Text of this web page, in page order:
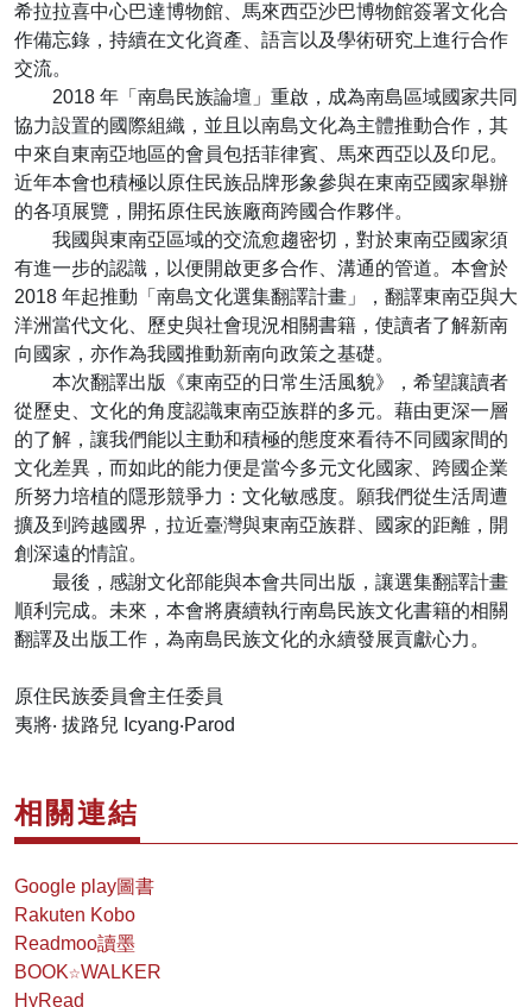
希拉拉喜中心巴達博物館、馬來西亞沙巴博物館簽署文化合
作備忘錄，持續在文化資產、語言以及學術研究上進行合作
交流。
2018 年「南島民族論壇」重啟，成為南島區域國家共同
協力設置的國際組織，並且以南島文化為主體推動合作，其
中來自東南亞地區的會員包括菲律賓、馬來西亞以及印尼。
近年本會也積極以原住民族品牌形象參與在東南亞國家舉辦
的各項展覽，開拓原住民族廠商跨國合作夥伴。
我國與東南亞區域的交流愈趨密切，對於東南亞國家須
有進一步的認識，以便開啟更多合作、溝通的管道。本會於
2018 年起推動「南島文化選集翻譯計畫」，翻譯東南亞與大
洋洲當代文化、歷史與社會現況相關書籍，使讀者了解新南
向國家，亦作為我國推動新南向政策之基礎。
本次翻譯出版《東南亞的日常生活風貌》，希望讓讀者
從歷史、文化的角度認識東南亞族群的多元。藉由更深一層
的了解，讓我們能以主動和積極的態度來看待不同國家間的
文化差異，而如此的能力便是當今多元文化國家、跨國企業
所努力培植的隱形競爭力：文化敏感度。願我們從生活周遭
擴及到跨越國界，拉近臺灣與東南亞族群、國家的距離，開
創深遠的情誼。
最後，感謝文化部能與本會共同出版，讓選集翻譯計畫
順利完成。未來，本會將賡續執行南島民族文化書籍的相關
翻譯及出版工作，為南島民族文化的永續發展貢獻心力。
原住民族委員會主任委員
夷將‧ 拔路兒 Icyang‧Parod
相關連結
Google play圖書
Rakuten Kobo
Readmoo讀墨
BOOK☆WALKER
HyRead